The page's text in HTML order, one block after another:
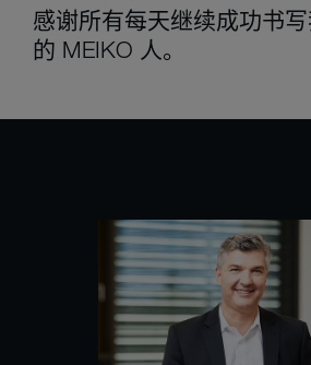
感谢所有每天继续成功书
的 MEIKO 人。